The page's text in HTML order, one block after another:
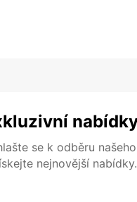
se k odběru
nejnovější nabídky.